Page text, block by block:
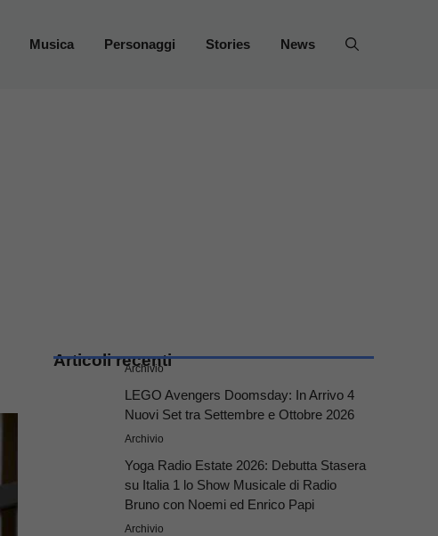
Musica Personaggi Stories News
Articoli recenti
Archivio
LEGO Avengers Doomsday: In Arrivo 4
Nuovi Set tra Settembre e Ottobre 2026
Archivio
Yoga Radio Estate 2026: Debutta Stasera
su Italia 1 lo Show Musicale di Radio
Bruno con Noemi ed Enrico Papi
Archivio